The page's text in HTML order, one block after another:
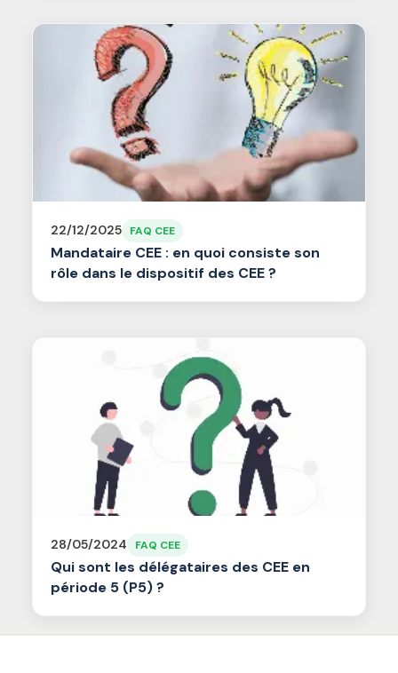
22/12/2025 FAQ CEE
Mandataire CEE : en quoi consiste son
rôle dans le dispositif des CEE ?
28/05/2024 FAQ CEE
Qui sont les délégataires des CEE en
période 5 (P5) ?